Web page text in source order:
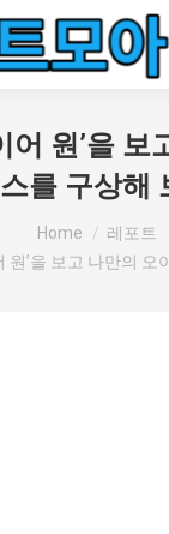
어 원’을 보
를 구상해
Home
레포트
원’을 보고 나만의 오